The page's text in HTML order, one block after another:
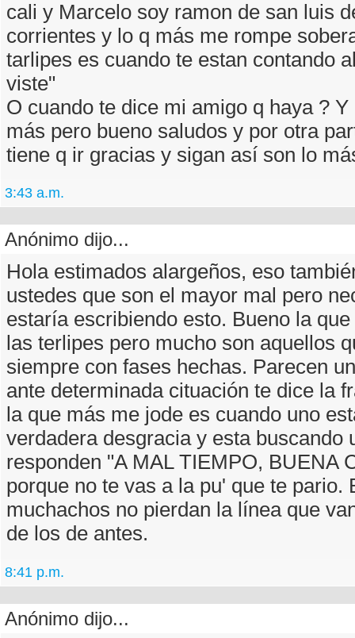
cali y Marcelo soy ramon de san luis
corrientes y lo q más me rompe
tarlipes es cuando te estan contando
viste"
O cuando te dice mi amigo q haya ?
más pero bueno saludos y por otra
tiene q ir gracias y sigan así son lo
3:43 a.m.
Anónimo dijo...
Hola estimados alargeños, eso
ustedes que son el mayor mal pero
estaría escribiendo esto. Bueno la
las terlipes pero mucho son aquellos
siempre con fases hechas. Parecen
ante determinada cituación te dice la
la que más me jode es cuando uno
verdadera desgracia y esta buscando
responden "A MAL TIEMPO, BUENA
porque no te vas a la pu' que te pario.
muchachos no pierdan la línea que
de los de antes.
8:41 p.m.
Anónimo dijo...